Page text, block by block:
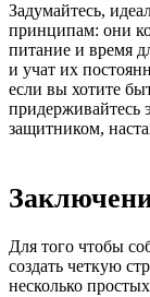
Задумайтесь,
принципам: они
питание и время
и учат их
если вы хотите
придерживайтесь
защитником,
Для того чтобы
создать четкую
несколько